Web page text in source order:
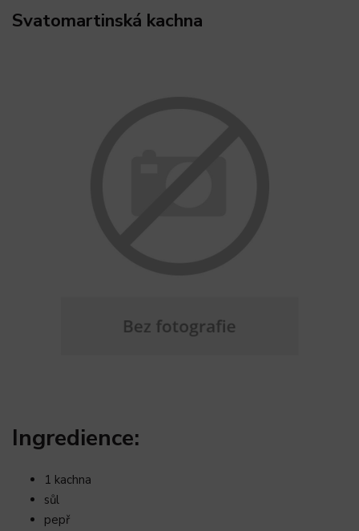
Svatomartinská kachna
Ingredience:
1 kachna
sůl
pepř